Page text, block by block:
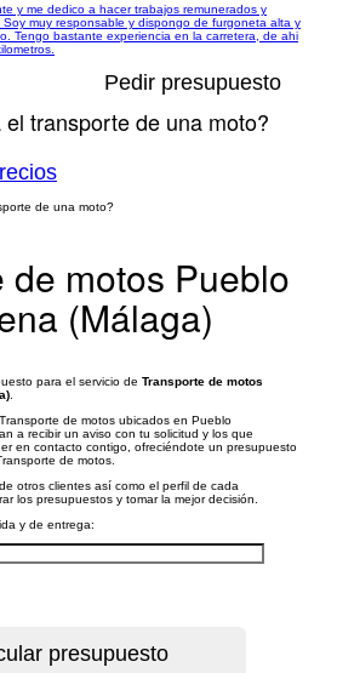
y me dedico a hacer trabajos remunerados y
muy responsable y dispongo de furgoneta alta y
Tengo bastante experiencia en la carretera, de ahi
Pedir presupuesto
transporte de una moto?
de motos Pueblo
(Málaga)
para el servicio de Transporte de motos
de motos ubicados en Pueblo
a recibir un aviso con tu solicitud y los que
en contacto contigo, ofreciéndote un presupuesto
de motos.
otros clientes así como el perfil de cada
los presupuestos y tomar la mejor decisión.
y de entrega: